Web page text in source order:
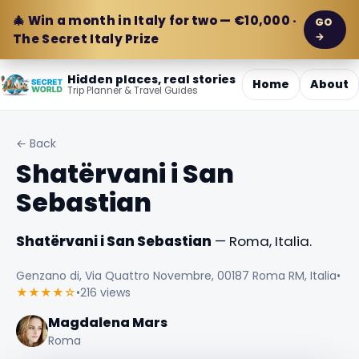
🎄 Win a month in Italy for two — €10,000 ·
The Secret Italy Prize
GO
→
Hidden places, real stories
Trip Planner & Travel Guides Home About
← Back
Shatërvani i San
Sebastian
Shatërvani i San Sebastian — Roma, Italia.
Genzano di, Via Quattro Novembre, 00187 Roma RM, Italia•
★★★★☆•216 views
Magdalena Mars
Roma